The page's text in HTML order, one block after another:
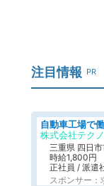
注目情報 PR
株式会社テク
三重県 四日
時給1,800円
正社員 / 派遣
スポンサー：